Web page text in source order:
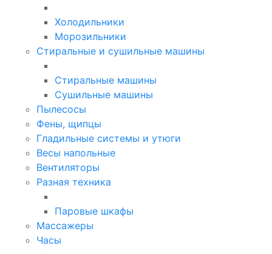
Холодильники
Морозильники
Стиральные и сушильные машины
Стиральные машины
Сушильные машины
Пылесосы
Фены, щипцы
Гладильные системы и утюги
Весы напольные
Вентиляторы
Разная техника
Паровые шкафы
Массажеры
Часы